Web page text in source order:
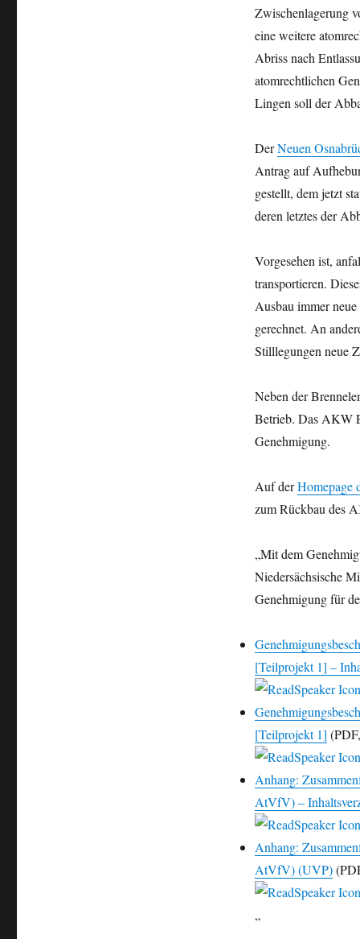
Zwischenlagerung
eine weitere
Abriss nach
atomrechtlichen
Lingen soll der
DerNeuen
Antrag auf
gestellt, dem jetzt
deren letztes der
Vorgesehen ist,
transportieren.
Ausbau immer
gerechnet. An
Stilllegungen neue
Neben der
Betrieb. Das AKW
Genehmigung.
Auf derHomepage
zum Rückbau des
„Mit dem
Niedersächsische
Genehmigung für
[Teilprojekt 1] –
[Teilprojekt 1]
Anhang:
AtVfV) –
Anhang:
AtVfV) (UVP)
„